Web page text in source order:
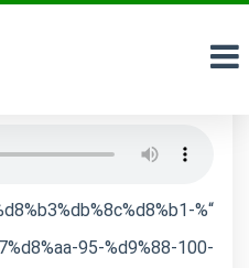
95-%d9%88-100-